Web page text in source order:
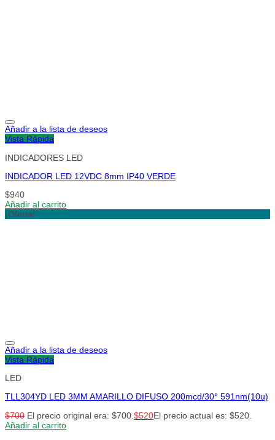
Añadir a la lista de deseos
Vista Rápida
INDICADORES LED
INDICADOR LED 12VDC 8mm IP40 VERDE
$940
Añadir al carrito
¡Oferta!
Añadir a la lista de deseos
Vista Rápida
LED
TLL304YD LED 3MM AMARILLO DIFUSO 200mcd/30° 591nm(10u)
$700 El precio original era: $700. $520El precio actual es: $520.
Añadir al carrito